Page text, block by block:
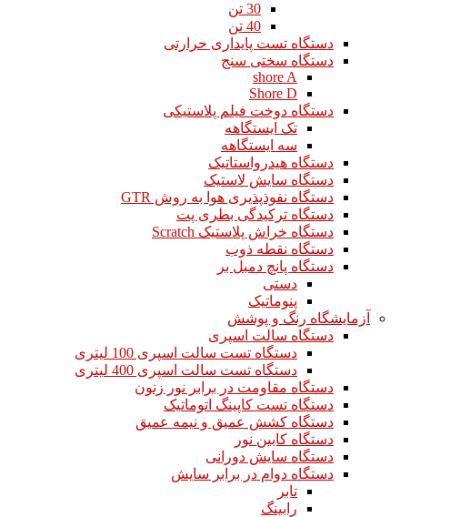
30 تن
40 تن
دستگاه تست پایداری حرارتی
دستگاه سختی سنج
shore A
Shore D
دستگاه دوخت فیلم پلاستیکی
تک ایستگاهه
سه ایستگاهه
دستگاه هیدرواستاتیک
دستگاه سایش لاستیک
دستگاه نفوذپذیری هوا به روش GTR
دستگاه ترکیدگی بطری پت
دستگاه خراش پلاستیک Scratch
دستگاه نقطه ذوب
دستگاه پانچ دمبل بر
دستی
پنوماتیک
آزمایشگاه رنگ و پوشش
دستگاه سالت اسپری
دستگاه تست سالت اسپری 100 لیتری
دستگاه تست سالت اسپری 400 لیتری
دستگاه مقاومت در برابر نور زنون
دستگاه تست کاپینگ اتوماتیک
دستگاه کشش عمیق و نیمه عمیق
دستگاه کابین نور
دستگاه سایش دورانی
دستگاه دوام در برابر سایش
تابر
رابینگ